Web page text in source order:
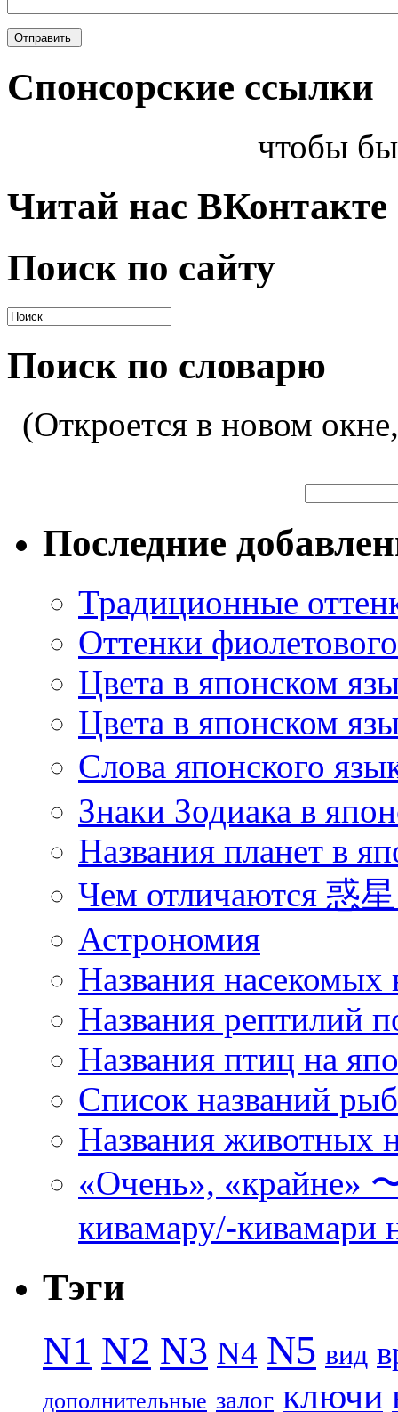
Спонсорские ссылки
чтобы
Читай нас ВКонтакте
Поиск по сайту
Поиск по словарю
(Откроется в новом
Последние
Традиционные
Оттенки
Цвета в японском
Цвета в японском
Слова японского
Знаки Зодиака в
Названия планет в
Чем отличаются 惑
Астрономия
Названия насекомых
Названия рептилий
Названия птиц на
Список названий
Названия животных
«Очень», «крайне»
кивамару/-кивамари
Тэги
N1 N2 N3 N4 N5 вид
дополнительные залог ключи